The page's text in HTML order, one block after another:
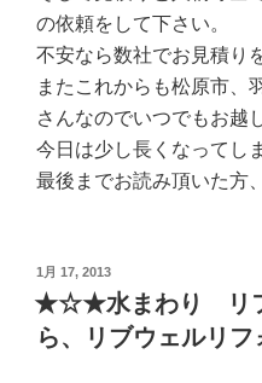
の依頼をして下さい。
不安なら数社でお見積り
またこれからも松原市、
さんなのでいつでもお越
今日は少し長くなってし
最後までお読み頂いた方
投
稿
日:
1月 17, 2013
★☆★水まわり リ
ら、リブウェルリ